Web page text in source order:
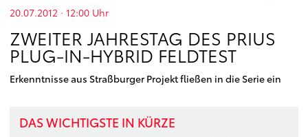
20.07.2012 · 12:00 Uhr
ZWEITER JAHRESTAG DES PRIUS
PLUG-IN-HYBRID FELDTEST
Erkenntnisse aus Straßburger Projekt fließen in die Serie ein
DAS WICHTIGSTE IN KÜRZE